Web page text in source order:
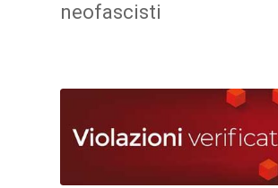
neofascisti